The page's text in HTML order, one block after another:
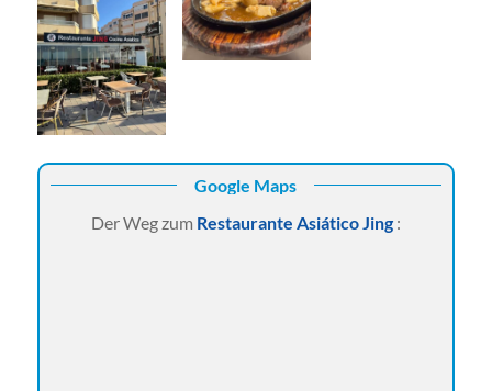
Google Maps
Der Weg zum Restaurante Asiático Jing :